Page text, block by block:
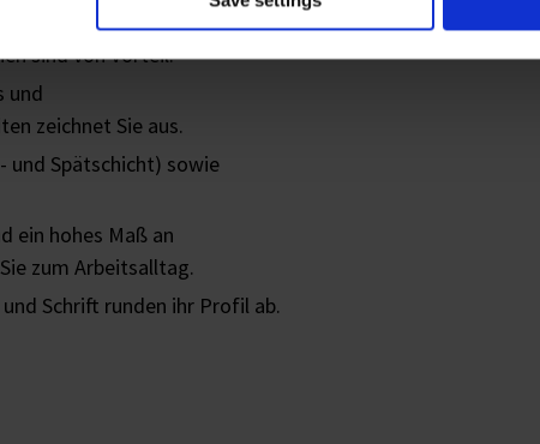
im Bereich Drehen;
sind von Vorteil.
und
zeichnet Sie aus.
und Spätschicht) sowie
ein hohes Maß an
zum Arbeitsalltag.
Schrift runden ihr Profil ab.